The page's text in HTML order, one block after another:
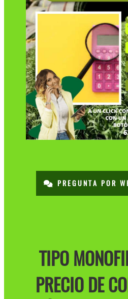
PREGUNTA POR
TIPO
PRECIO DE